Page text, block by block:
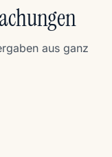
aus ganz